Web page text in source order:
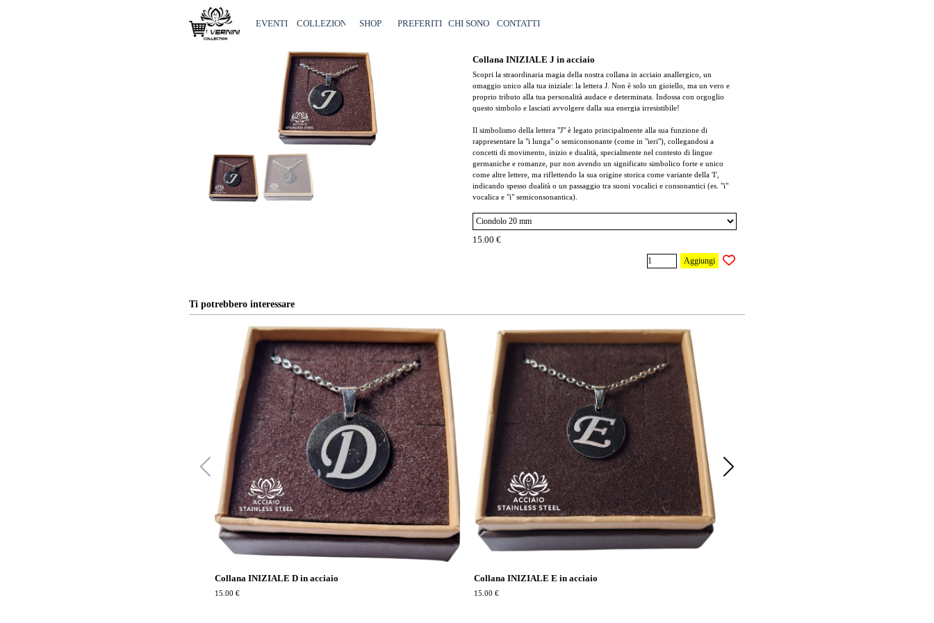
Salta menù
EVENTI COLLEZIONI ▼
SHOP PREFERITI CHI SONO CONTATTI
Collana INIZIALE J in acciaio
Scopri la straordinaria magia della nostra collana in acciaio anallergico, un
omaggio unico alla tua iniziale: la lettera J. Non è solo un gioiello, ma un vero e
proprio tributo alla tua personalità audace e determinata. Indossa con orgoglio
questo simbolo e lasciati avvolgere dalla sua energia irresistibile!
Il simbolismo della lettera "J" è legato principalmente alla sua funzione di
rappresentare la "i lunga" o semiconsonante (come in "ieri"), collegandosi a
concetti di movimento, inizio e dualità, specialmente nel contesto di lingue
germaniche e romanze, pur non avendo un significato simbolico forte e unico
come altre lettere, ma riflettendo la sua origine storica come variante della 'I',
indicando spesso dualità o un passaggio tra suoni vocalici e consonantici (es. "i"
vocalica e "i" semiconsonantica).
15.00 €
Aggiungi
Ti potrebbero interessare
Collana INIZIALE D in acciaio
15.00 €
Collana INIZIALE E in acciaio
15.00 €